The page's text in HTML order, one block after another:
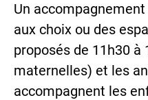
Un
aux choix ou des
proposés de 11h30 à
maternelles) et les
accompagnent les